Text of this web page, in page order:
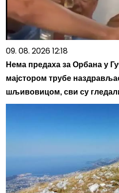
09. 08. 2026 12:18
Нема предаха за Орбана у
мајстором трубе
шљивовицом, сви су